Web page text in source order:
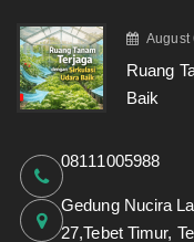
August
Ruang
Baik
08111005988
Gedung Nucira
27,Tebet Timur,